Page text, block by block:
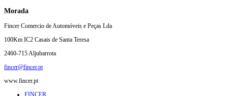
Morada
Fincer Comercio de Automóveis e Peças Lda
100Km IC2 Casais de Santa Teresa
2460-715 Aljubarrota
fincer@fincer.pt
www.fincer.pt